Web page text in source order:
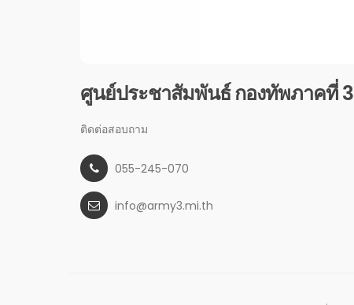
ศูนย์ประชาสัมพันธ์ กองทัพภาคที่ 3
ติดต่อสอบถาม
055-245-070
info@army3.mi.th